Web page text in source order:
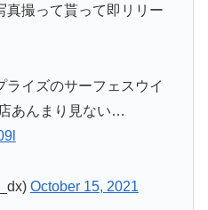
真撮って貰って即リリー
イズのサーフェスウイ
あんまり見ない…
October 15, 2021